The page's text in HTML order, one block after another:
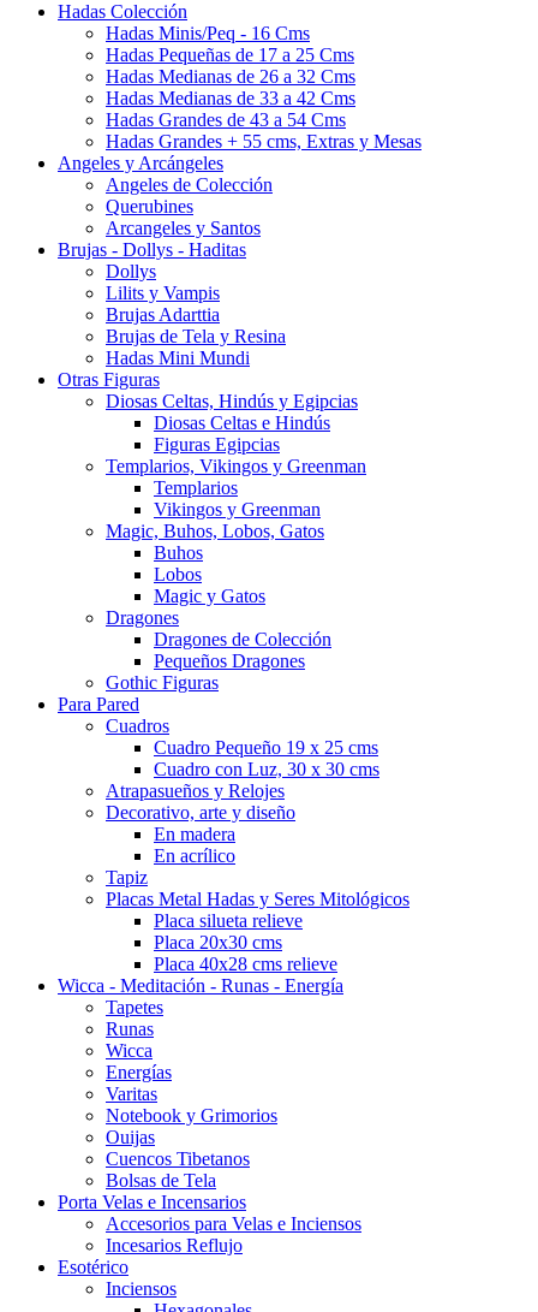
Hadas Colección
Hadas Minis/Peq - 16 Cms
Hadas Pequeñas de 17 a 25 Cms
Hadas Medianas de 26 a 32 Cms
Hadas Medianas de 33 a 42 Cms
Hadas Grandes de 43 a 54 Cms
Hadas Grandes + 55 cms, Extras y Mesas
Angeles y Arcángeles
Angeles de Colección
Querubines
Arcangeles y Santos
Brujas - Dollys - Haditas
Dollys
Lilits y Vampis
Brujas Adarttia
Brujas de Tela y Resina
Hadas Mini Mundi
Otras Figuras
Diosas Celtas, Hindús y Egipcias
Diosas Celtas e Hindús
Figuras Egipcias
Templarios, Vikingos y Greenman
Templarios
Vikingos y Greenman
Magic, Buhos, Lobos, Gatos
Buhos
Lobos
Magic y Gatos
Dragones
Dragones de Colección
Pequeños Dragones
Gothic Figuras
Para Pared
Cuadros
Cuadro Pequeño 19 x 25 cms
Cuadro con Luz, 30 x 30 cms
Atrapasueños y Relojes
Decorativo, arte y diseño
En madera
En acrílico
Tapiz
Placas Metal Hadas y Seres Mitológicos
Placa silueta relieve
Placa 20x30 cms
Placa 40x28 cms relieve
Wicca - Meditación - Runas - Energía
Tapetes
Runas
Wicca
Energías
Varitas
Notebook y Grimorios
Ouijas
Cuencos Tibetanos
Bolsas de Tela
Porta Velas e Incensarios
Accesorios para Velas e Inciensos
Incesarios Reflujo
Esotérico
Inciensos